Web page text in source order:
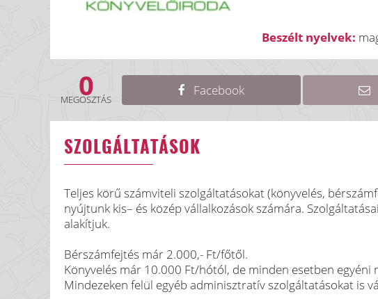
Beszélt nyelvek:
0
MEGOSZTÁS
Facebook
SZOLGÁLTATÁSOK
Teljes körű számviteli szolgáltatásokat (könyvelés,
nyújtunk kis– és közép vállalkozások számára.
alakítjuk.
Bérszámfejtés már 2.000,- Ft/főtől.
Könyvelés már 10.000 Ft/hótól, de minden esetben
Mindezeken felül egyéb adminisztratív szolgáltatásokat is